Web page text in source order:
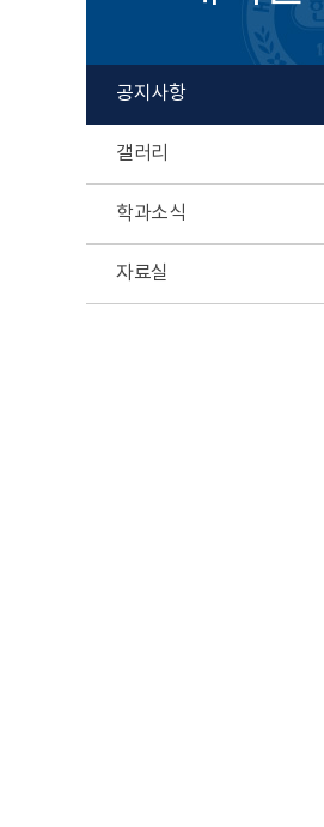
공지사항
갤러리
학과소식
자료실